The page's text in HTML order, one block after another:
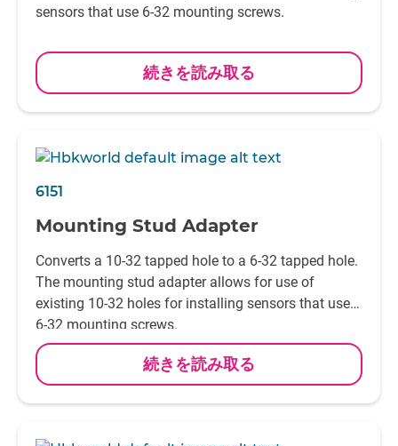
sensors that use 6-32 mounting screws.
続きを読み取る
6151
Mounting Stud Adapter
Converts a 10-32 tapped hole to a 6-32 tapped hole.
The mounting stud adapter allows for use of
existing 10-32 holes for installing sensors that use
6-32 mounting screws.
続きを読み取る